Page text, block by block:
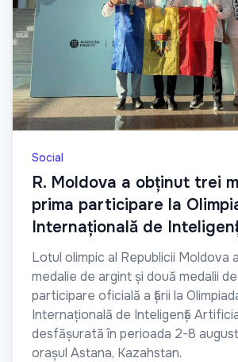
Social
R. Moldova a obținut trei
prima participare la
Internațională de
Lotul olimpic al Republicii Moldova
medalie de argint și două medalii
participare oficială a țării la
Internațională de Inteligență
desfășurată în perioada 2-8
orașul Astana, Kazahstan.